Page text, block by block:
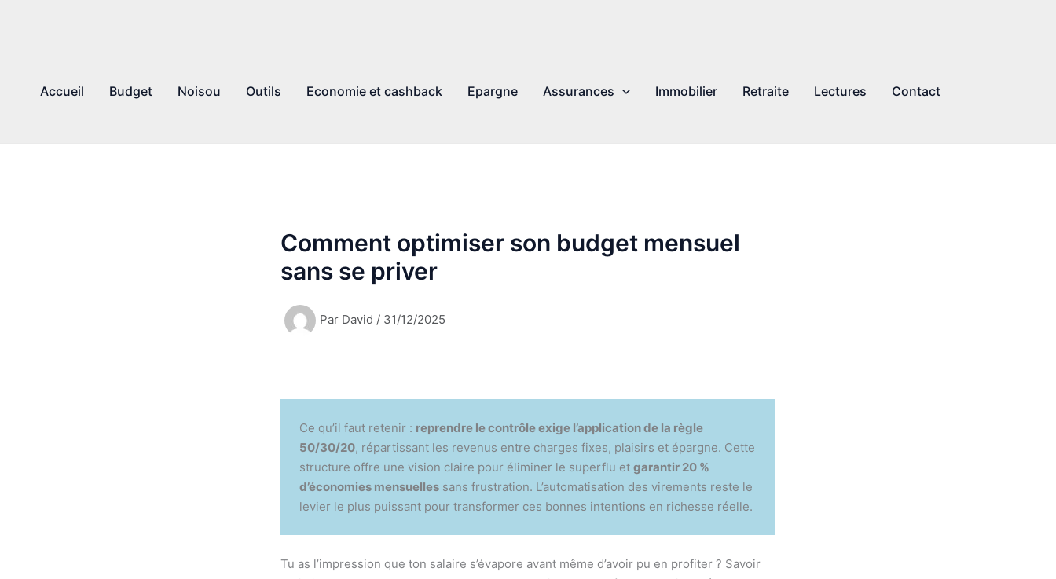
Accueil Budget Noisou Outils Economie et cashback Epargne Assurances Immobilier Retraite Lectures Contact
Comment optimiser son budget mensuel
sans se priver
Par David / 31/12/2025
Ce qu’il faut retenir : reprendre le contrôle exige l’application de la règle
50/30/20, répartissant les revenus entre charges fixes, plaisirs et épargne. Cette
structure offre une vision claire pour éliminer le superflu et garantir 20 %
d’économies mensuelles sans frustration. L’automatisation des virements reste le
levier le plus puissant pour transformer ces bonnes intentions en richesse réelle.
Tu as l’impression que ton salaire s’évapore avant même d’avoir pu en profiter ? Savoir